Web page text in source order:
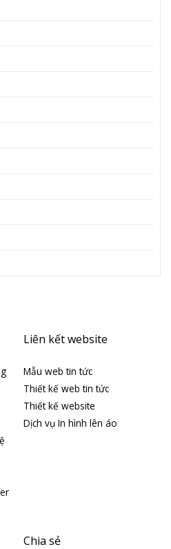
Liên kết website
Mẫu web tin tức
Thiết kế web tin tức
Thiết kế website
Dịch vụ In hình lên áo
Chia sẻ